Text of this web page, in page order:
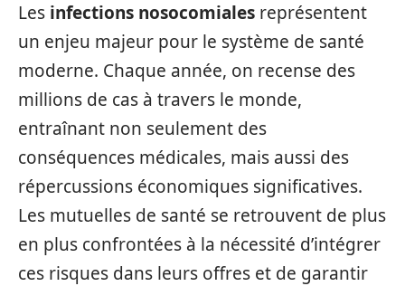
Les infections nosocomiales représentent
un enjeu majeur pour le système de santé
moderne. Chaque année, on recense des
millions de cas à travers le monde,
entraînant non seulement des
conséquences médicales, mais aussi des
répercussions économiques significatives.
Les mutuelles de santé se retrouvent de plus
en plus confrontées à la nécessité d’intégrer
ces risques dans leurs offres et de garantir